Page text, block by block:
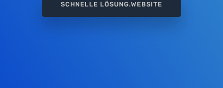
SCHNELLE LÖSUNG.WEBSITE